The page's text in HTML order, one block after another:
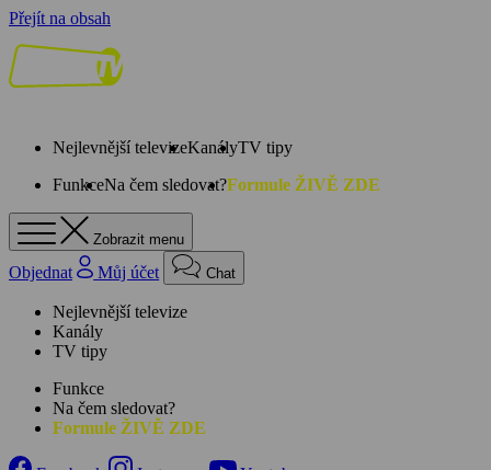
Přejít na obsah
Nejlevnější televizeKanályTV tipy
FunkceNa čem sledovat?Formule ŽIVĚ ZDE
Zobrazit menu
Objednat Můj účet Chat
Nejlevnější televize
Kanály
TV tipy
Funkce
Na čem sledovat?
Formule ŽIVĚ ZDE